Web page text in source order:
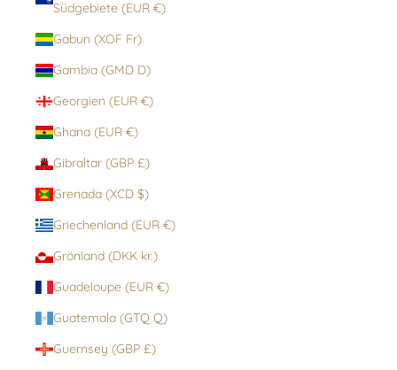
Südgebiete (EUR €)
Gabun (XOF Fr)
Gambia (GMD D)
Georgien (EUR €)
Ghana (EUR €)
Gibraltar (GBP £)
Grenada (XCD $)
Griechenland (EUR €)
Grönland (DKK kr.)
Guadeloupe (EUR €)
Guatemala (GTQ Q)
Guernsey (GBP £)